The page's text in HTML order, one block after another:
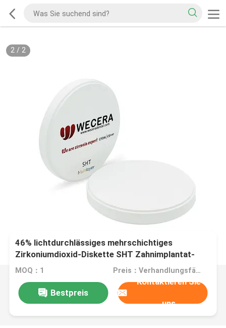
2/ 2
46% lichtdurchlässiges mehrschichtiges
Zirkoniumdioxid-Diskette SHT Zahnimplantat-
Zirkoniumdioxid 1000 Mpa
MOQ：1 Preis：Verhandlungsfähig
Bestpreis
Kontaktieren Sie
uns